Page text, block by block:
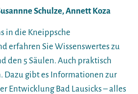
Schulze, Annett Koza
in die Kneippsche
erfahren Sie Wissenswertes zu
den 5 Säulen. Auch praktisch
Dazu gibt es Informationen zur
Entwicklung Bad Lausicks – alles